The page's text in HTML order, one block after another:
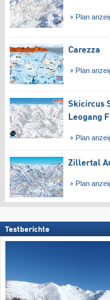
Plan
Carezza
Plan
Skicircus
Leogang
Plan
Zillertal
Plan
Testberichte